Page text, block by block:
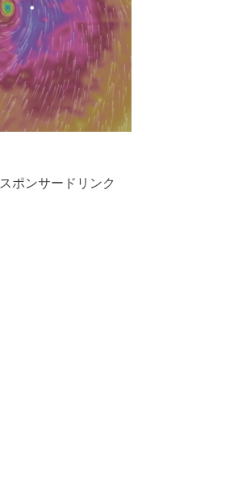
スポンサードリンク